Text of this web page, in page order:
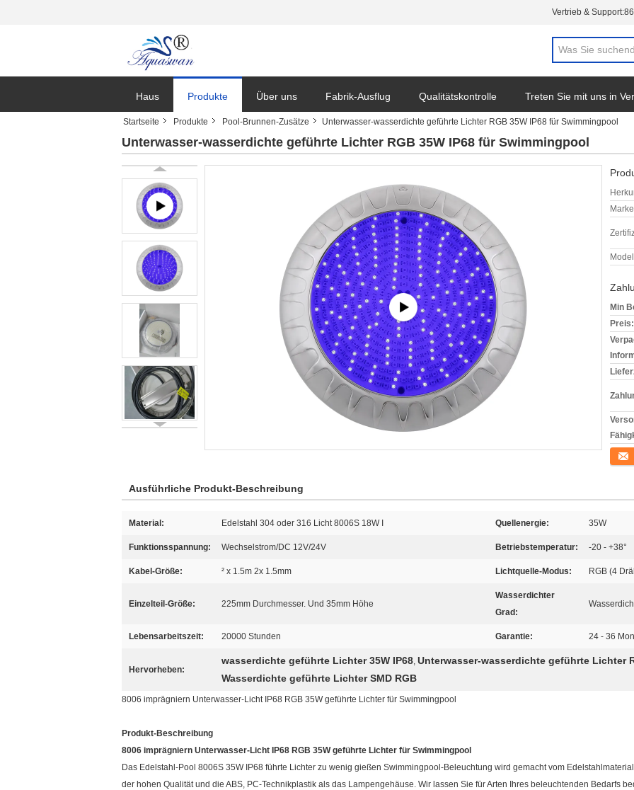
Vertrieb & Support:
Haus Produkte Über uns Fabrik-Ausflug Qualitätskontrolle Treten Sie mit uns in
Nachrichten
Startseite Produkte Pool-Brunnen-Zusätze Unterwasser-wasserdichte geführte Lichter RGB 35W IP68 für Swimmingpool
Unterwasser-wasserdichte geführte Lichter RGB 35W IP68 für Swimmingpool
Min
Preis:
Ausführliche Produkt-Beschreibung
Material: Edelstahl 304 oder 316 Licht 8006S 18W I Quellenergie: 35W
Funktionsspannung: Wechselstrom/DC 12V/24V Betriebstemperatur: -20 - +38°
Kabel-Größe: ² x 1.5m 2x 1.5mm Lichtquelle-Modus: RGB (4
Einzelteil-Größe: 225mm Durchmesser. Und 35mm Höhe
Wasserdichter
Grad:
Lebensarbeitszeit: 20000 Stunden Garantie: 24 - 36
Hervorheben:
wasserdichte geführte Lichter 35W IP68, Unterwasser-wasserdichte geführte Lichter
Wasserdichte geführte Lichter SMD RGB
8006 imprägniern Unterwasser-Licht IP68 RGB 35W geführte Lichter für Swimmingpool
Produkt-Beschreibung
8006 imprägniern Unterwasser-Licht IP68 RGB 35W geführte Lichter für Swimmingpool
Das Edelstahl-Pool 8006S 35W IP68 führte Lichter zu wenig gießen Swimmingpool-Beleuchtung wird gemacht vom
der hohen Qualität und die ABS, PC-Technikplastik als das Lampengehäuse. Wir lassen Sie für Arten Ihres beleuchtenden Bedarfs